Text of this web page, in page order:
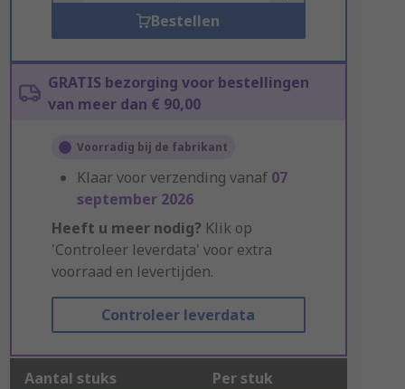
Bestellen
GRATIS bezorging voor bestellingen
van meer dan € 90,00
Voorradig bij de fabrikant
Klaar voor verzending vanaf 07
september 2026
Heeft u meer nodig? Klik op
'Controleer leverdata' voor extra
voorraad en levertijden.
Controleer leverdata
Aantal stuks Per stuk